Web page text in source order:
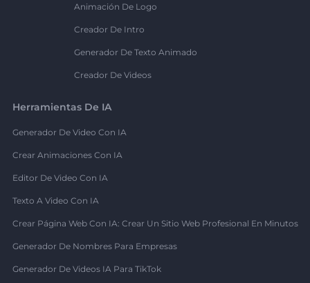
Animación De Logo
Creador De Intro
Generador De Texto Animado
Creador De Videos
Herramientas De IA
Generador De Video Con IA
Crear Animaciones Con IA
Editor De Video Con IA
Texto A Video Con IA
Crear Página Web Con IA: Crear Un Sitio Web Profesional En Minutos
Generador De Nombres Para Empresas
Generador De Videos IA Para TikTok